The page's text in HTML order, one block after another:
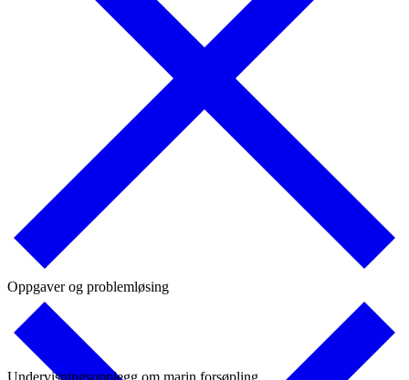
Undervisningsopplegg om marin forsøpling
Oppgaver og problemløsing